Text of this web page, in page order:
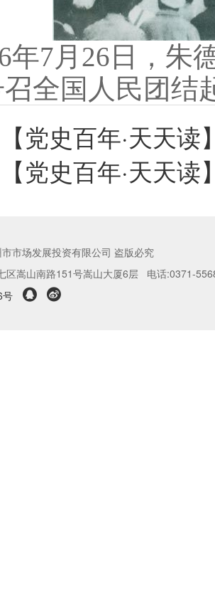
月26日，朱德
全国人民团结
【党史百年·天天
【党史百年·天天
市场发展投资有限公司 盗版必究
区嵩山南路151号嵩山大厦6层 电话:0371-
号
 